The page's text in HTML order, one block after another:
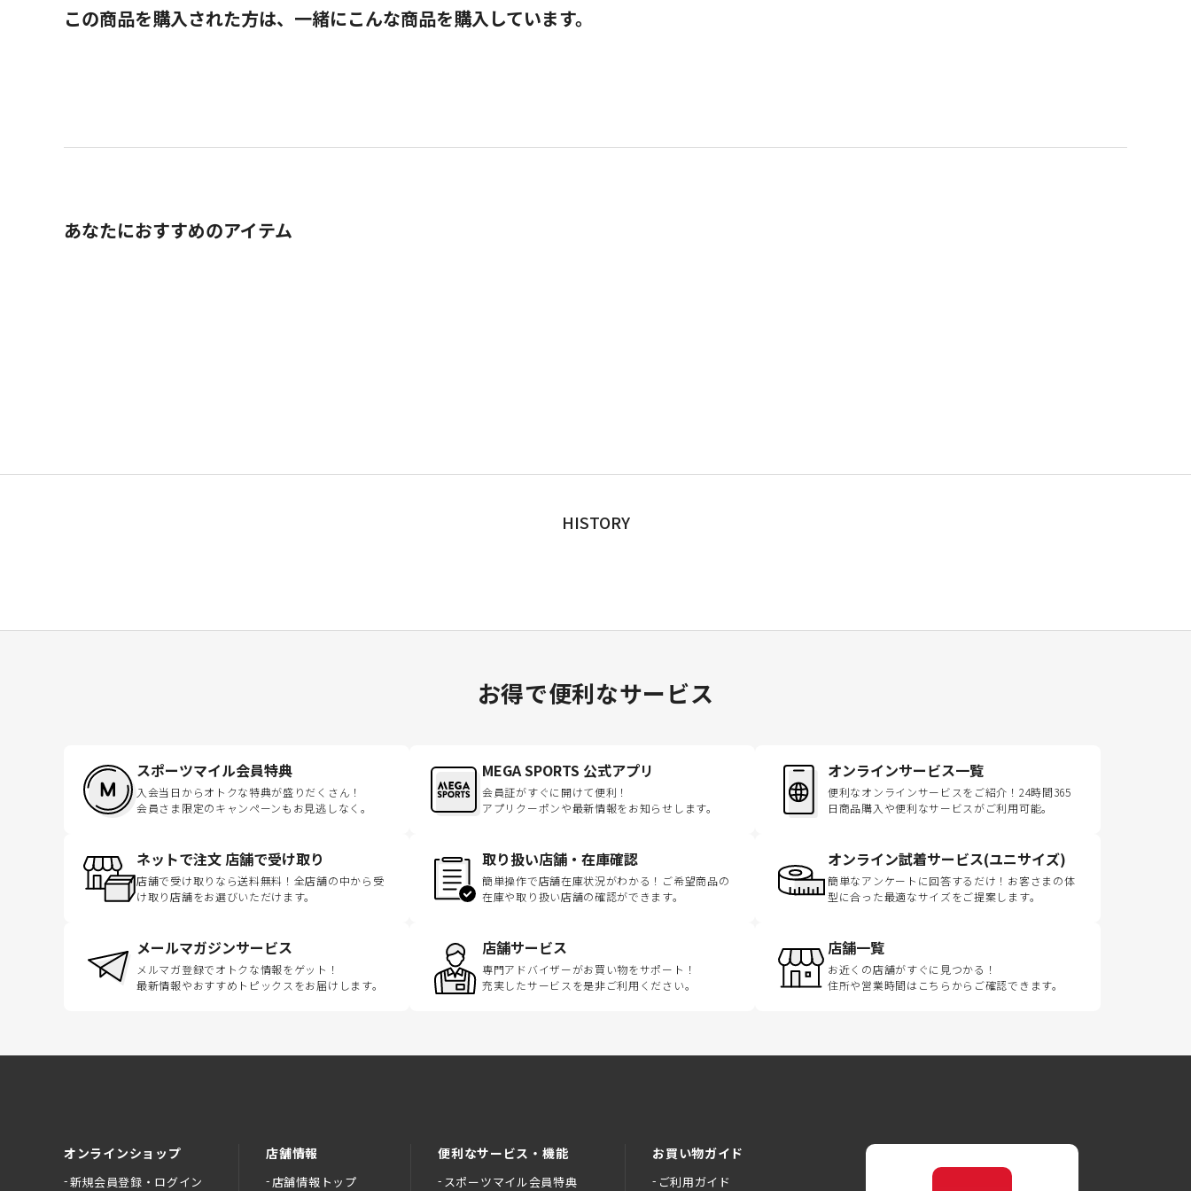
この商品を購入された方は、一緒にこんな商品を購入しています。
あなたにおすすめのアイテム
HISTORY
お得で便利なサービス
スポーツマイル会員特典
入会当日からオトクな特典が盛りだくさん！
会員さま限定のキャンペーンもお見逃しなく。
MEGA SPORTS 公式アプリ
会員証がすぐに開けて便利！
アプリクーポンや最新情報をお知らせします。
オンラインサービス一覧
便利なオンラインサービスをご紹介！24時間365
日商品購入や便利なサービスがご利用可能。
ネットで注文 店舗で受け取り
店舗で受け取りなら送料無料！全店舗の中から受
け取り店舗をお選びいただけます。
取り扱い店舗・在庫確認
簡単操作で店舗在庫状況がわかる！ご希望商品の
在庫や取り扱い店舗の確認ができます。
オンライン試着サービス(ユニサイズ)
簡単なアンケートに回答するだけ！お客さまの体
型に合った最適なサイズをご提案します。
メールマガジンサービス
メルマガ登録でオトクな情報をゲット！
最新情報やおすすめトピックスをお届けします。
店舗サービス
専門アドバイザーがお買い物をサポート！
充実したサービスを是非ご利用ください。
店舗一覧
お近くの店舗がすぐに見つかる！
住所や営業時間はこちらからご確認できます。
オンラインショップ
新規会員登録・ログイン
店舗情報
店舗情報トップ
便利なサービス・機能
スポーツマイル会員特典
お買い物ガイド
ご利用ガイド